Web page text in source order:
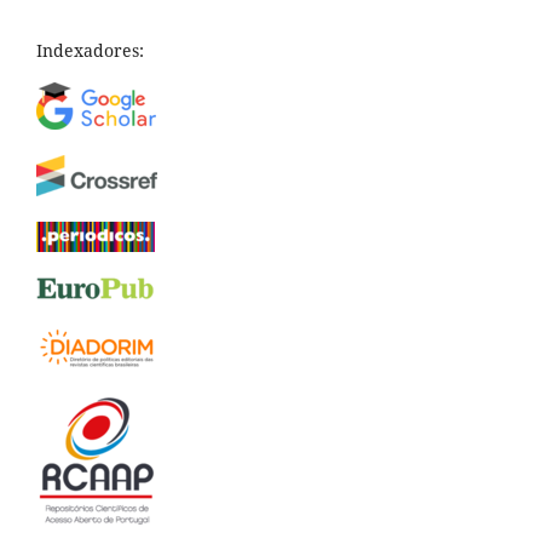
Indexadores: